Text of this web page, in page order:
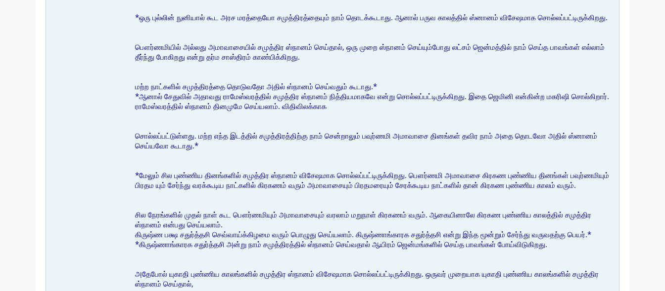
*ஒரு புல்லின் நுனியால் கூட அரச மரத்தையோ சமுத்திரத்தையும் நாம் தொடக்கூடாது. ஆனால் பருவ காலத்தில் ஸ்னானம் விசேஷமாக சொல்லப்பட்டிருக்கிறது.
பௌர்ணமியில் அல்லது அமாவாசையில் சமுத்திர ஸ்நானம் செய்தால், ஒரு முறை ஸ்நானம் செய்யும்போது லட்சம் ஜென்மத்தில் நாம் செய்த பாவங்கள் எல்லாம்
தீர்ந்து போகிறது என்று தர்ம சாஸ்திரம் காண்பிக்கிறது.
மற்ற நாட்களில் சமுத்திரத்தை தொடுவதோ அதில் ஸ்நானம் செய்வதும் கூடாது.*
*ஆனால் சேதுவில் அதாவது ராமேஸ்வரத்தில் சமுத்திர ஸ்நானம் நித்தியமாகவே என்று சொல்லப்பட்டிருக்கிறது. இதை ஜெமினி என்கின்ற மகரிஷி சொல்கிறார்.
ராமேஸ்வரத்தில் ஸ்நானம் தினமுமே செய்யலாம். விதிவிலக்காக
சொல்லப்பட்டுள்ளது. மற்ற எந்த இடத்தில் சமுத்திரத்திற்கு நாம் சென்றாலும் பவுர்ணமி அமாவாசை தினங்கள் தவிர நாம் அதை தொடவோ அதில் ஸ்னானம்
செய்யவோ கூடாது.*
*மேலும் சில புண்ணிய தினங்களில் சமுத்திர ஸ்நானம் விசேஷமாக சொல்லப்பட்டிருக்கிறது. பௌர்ணமி அமாவாசை கிரகண புண்ணிய தினங்கள் பவுர்ணமியும்
பிரதம யும் சேர்ந்து வரக்கூடிய நாட்களில் கிரகணம் வரும் அமாவாசையும் பிரதமரையும் சேரக்கூடிய நாட்களில் தான் கிரகண புண்ணிய காலம் வரும்.
சில நேரங்களில் முதல் நாள் கூட பௌர்ணமியும் அமாவாசையும் வரலாம் மறுநாள் கிரகணம் வரும். ஆகையினாலே கிரகண புண்ணிய காலத்தில் சமுத்திர
ஸ்நானம் என்பது செய்யலாம்.
கிருஷ்ண பக்ஷ சதுர்த்தசி செவ்வாய்க்கிழமை வரும் பொழுது செய்யலாம். கிருஷ்ணாங்காரக சதுர்த்தசி என்று இந்த மூன்றும் சேர்ந்து வருவதற்கு பெயர்.*
*கிருஷ்ணாங்காரக சதுர்த்தசி அன்று நாம் சமுத்திரத்தில் ஸ்நானம் செய்வதால் ஆயிரம் ஜென்மங்களில் செய்த பாவங்கள் போய்விடுகிறது.
அதேபோல் யுகாதி புண்ணிய காலங்களில் சமுத்திர ஸ்நானம் விசேஷமாக சொல்லப்பட்டிருக்கிறது. ஒருவர் முறையாக யுகாதி புண்ணிய காலங்களில் சமுத்திர
ஸ்நானம் செய்தால்,